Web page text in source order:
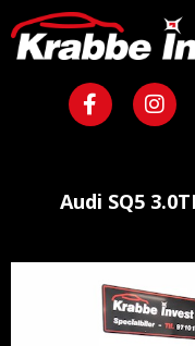
Audi SQ5